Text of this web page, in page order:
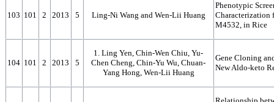
103 101 2 2013 5 Ling-Ni Wang and Wen-Lii Huang
Phenotypic
Characterization
M4532, in Rice
104 101 2 2013 5
1. Ling Yen, Chin-Wen Chiu, Yu-
Chen Cheng, Chin-Yu Wu, Chuan-
Yang Hong, Wen-Lii Huang
Gene Cloning
New Aldo-keto